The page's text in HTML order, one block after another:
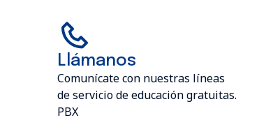
Llámanos
Comunícate con nuestras líneas
de servicio de educación gratuitas.
PBX